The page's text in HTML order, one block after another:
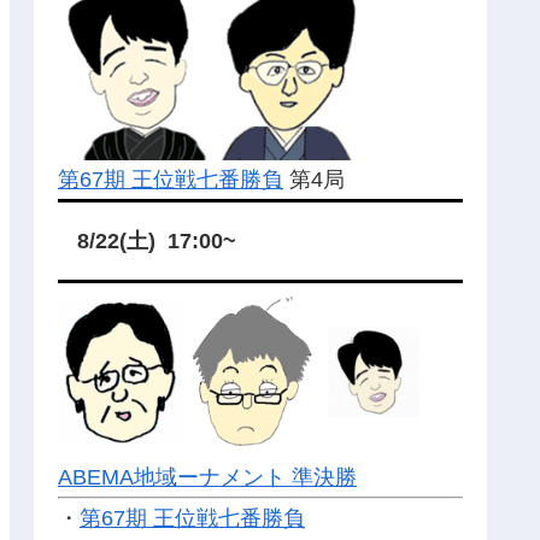
第67期 王位戦七番勝負 第4局
8/22(土) 17:00~
ABEMA地域ーナメント 準決勝
・ 第67期 王位戦七番勝負